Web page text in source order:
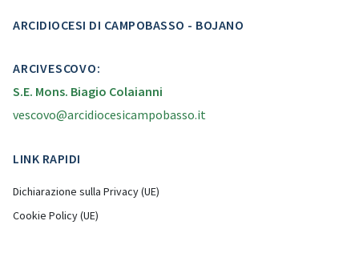
ARCIDIOCESI DI CAMPOBASSO - BOJANO
ARCIVESCOVO:
S.E. Mons. Biagio Colaianni
vescovo@arcidiocesicampobasso.it
LINK RAPIDI
Dichiarazione sulla Privacy (UE)
Cookie Policy (UE)